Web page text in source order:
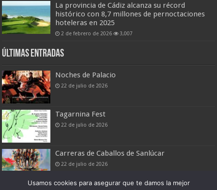
La provincia de Cádiz alcanza su récord
histórico con 8,7 millones de pernoctaciones
hoteleras en 2025
2 de febrero de 2026 3,007
Últimas entradas
Noches de Palacio
22 de julio de 2026
Tagarnina Fest
22 de julio de 2026
Carreras de Caballos de Sanlúcar
22 de julio de 2026
Usamos cookies para asegurar que te damos la mejor